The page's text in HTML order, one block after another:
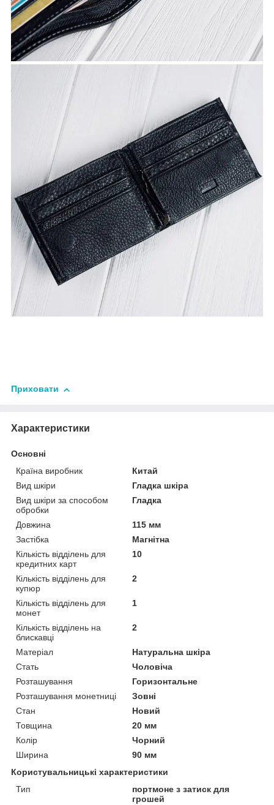
Приховати
Характеристики
Основні
Країна виробник
Китай
Вид шкіри
Гладка шкіра
Вид шкіри за способом
обробки
Гладка
Довжина
115 мм
Застібка
Магнітна
Кількість відділень для
кредитних карт
10
Кількість відділень для
купюр
2
Кількість відділень для
монет
1
Кількість відділень на
блискавці
2
Матеріал
Натуральна шкіра
Стать
Чоловіча
Розташування
Горизонтальне
Розташування монетниці
Зовні
Стан
Новий
Товщина
20 мм
Колір
Чорний
Ширина
90 мм
Користувальницькі характеристики
Тип
портмоне з затиск для
грошей